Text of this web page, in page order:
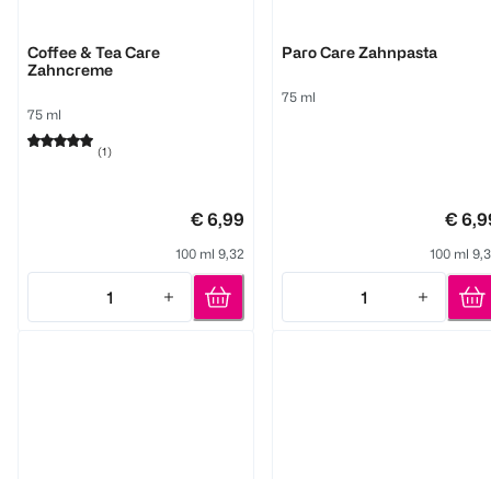
Coffee & Tea Care
Zahncreme
75 ml
(1)
€ 6,99
100 ml 9,32
1
Quantity: 1
Paro Care Zahnpasta
75 ml
€
100 ml
1
Quantity: 1